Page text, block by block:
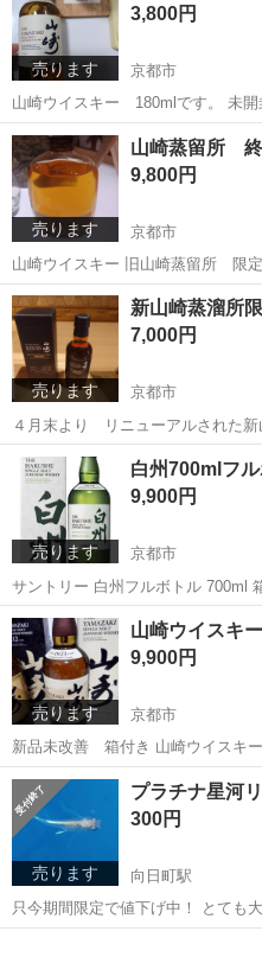
サントリー
売ります
3,800円
京都市
山崎ウイスキー 180mlです。 未
下さい。 人気商品につき品切れの
い。
京都 京都市 ウイスキー
売ります
山崎蒸留所 終
9,800円
京都市
山崎ウイスキー 旧山崎蒸留所 限
ようです。 足繁く通い ようやく
京都 京都市 ウイスキー
売ります
新山崎蒸溜所
7,000円
京都市
４月末より リニューアルされた新
シリアルナンバーの入った特別感のある
山崎ウイスキー
京都 京都市 ウイスキー
売ります
白州700mlフ
9,900円
京都市
サントリー 白州フルボトル 700ml 箱付
ー 山崎 白州 響 ウイスキー ハイボール 角 お酒につき未
断り致します。
京都 京都市 ウイスキー
売ります
山崎ウイスキ
9,900円
京都市
新品未改善 箱付き 山崎ウイスキー
は100周年記念ラベルですが 今回
す。 ご注意下さい。
京都 京都市 ウイスキー
売ります
プラチナ星河
300円
向日町駅
只今期間限定で値下げ中！ とても
的にお気に入りですので大切に飼
辺りの価格になりますので ご希望